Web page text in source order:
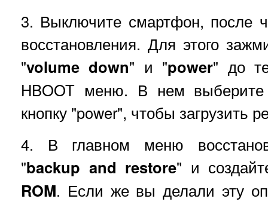
3. Выключите смартфон, после
восстановления. Для этого
"volume down" и "power" до
HBOOT меню. В нем
кнопку "power", чтобы загрузить
4. В главном меню
"backup and restore" и
ROM. Если же вы делали эту